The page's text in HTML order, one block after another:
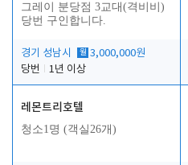
그레이 분당점 3교대(격비비)
당번 구인합니다.
경기 성남시 월 3,000,000원
당번
1년 이상
레몬트리호텔
청소1명 (객실26개)